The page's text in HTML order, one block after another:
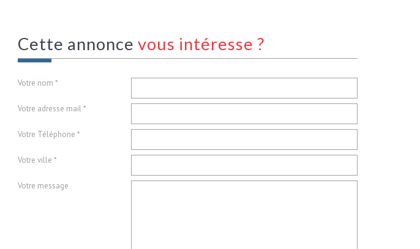
cette annonce vous intéresse ?
Votre nom *
Votre adresse mail *
Votre Téléphone *
Votre ville *
Votre message